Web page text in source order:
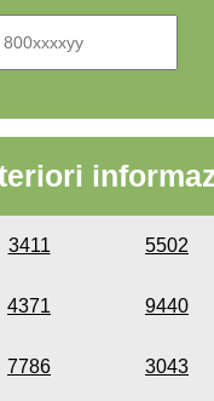
3411 5502
4371 9440
7786 3043